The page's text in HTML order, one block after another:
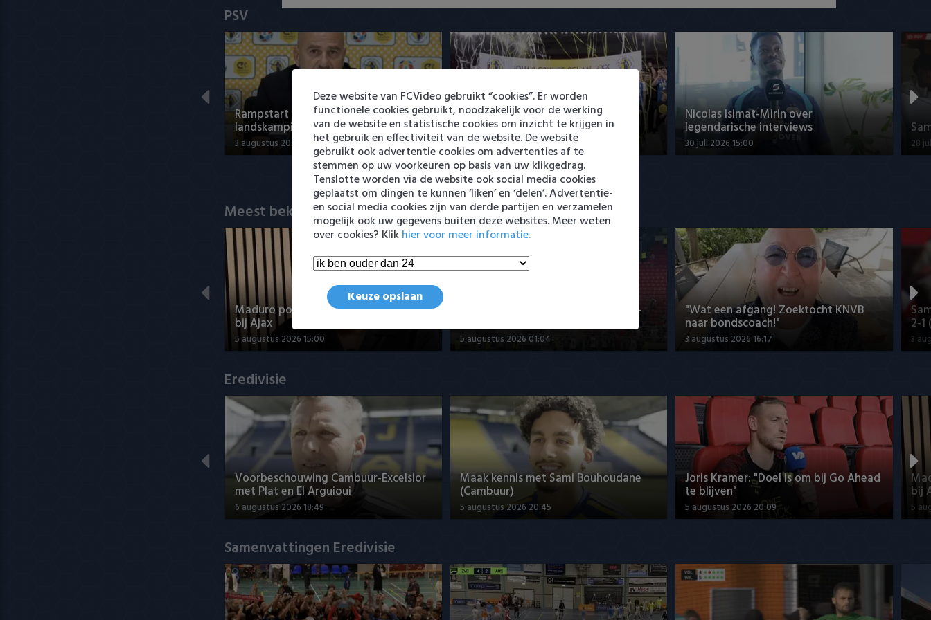
PSV
Rampstart voor PSV: pak slaag voor
landskampioen
3 augustus 2026 01:03
Samenvatting PSV - AZ 0-4 (Johan
Cruijff Schaal)
3 augustus 2026 00:01
Nicolas Isimat-Mirin over
legendarische interviews
30 juli 2026 15:00 28
Meest bekeken
Maduro positief over ontwikkelingen
bij Ajax
5 augustus 2026 15:00
Samenvatting Olympiakos Piraeus -
5 augustus 2026 01:04
"Wat een afgang! Zoektocht KNVB
naar bondscoach!"
3 augustus 2026 16:17
2-1
3
Eredivisie
Voorbeschouwing Cambuur-Excelsior
met Plat en El Arguioui
6 augustus 2026 18:49
Maak kennis met Sami Bouhoudane
(Cambuur)
5 augustus 2026 20:45
Joris Kramer: "Doel is om bij Go Ahead
te blijven"
5 augustus 2026 20:09
bij
5
Samenvattingen Eredivisie
Deze website van FCVideo gebruikt “cookies”. Er worden
functionele cookies gebruikt, noodzakelijk voor de werking
van de website en statistische cookies om inzicht te krijgen in
het gebruik en effectiviteit van de website. De website
gebruikt ook advertentie cookies om advertenties af te
stemmen op uw voorkeuren op basis van uw klikgedrag.
Tenslotte worden via de website ook social media cookies
geplaatst om dingen te kunnen ‘liken’ en ‘delen’. Advertentie-
en social media cookies zijn van derde partijen en verzamelen
mogelijk ook uw gegevens buiten deze websites. Meer weten
over cookies? Klikhier voor meer informatie.
Keuze opslaan